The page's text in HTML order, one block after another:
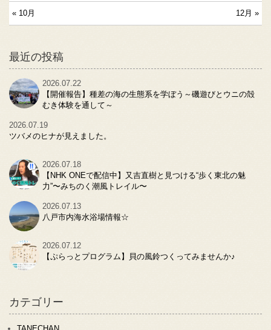
« 10月 12月 »
最近の投稿
2026.07.22
【開催報告】種差の海の生態系を学ぼう～磯遊びとウニの殻
むき体験を通して～
2026.07.19
ツバメのヒナが見えました。
2026.07.18
【NHK ONEで配信中】又吉直樹と見つける“歩く東北の魅
力”〜みちのく潮風トレイル〜
2026.07.13
八戸市内海水浴場情報☆
2026.07.12
【ぷらっとプログラム】貝の風鈴つくってみませんか♪
カテゴリー